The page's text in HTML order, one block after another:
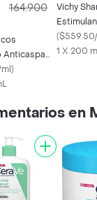
164.900
Anticaspa
)
Vichy
(
1 X 200
en